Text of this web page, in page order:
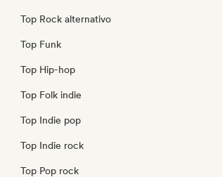
Top Rock alternativo
Top Funk
Top Hip-hop
Top Folk indie
Top Indie pop
Top Indie rock
Top Pop rock